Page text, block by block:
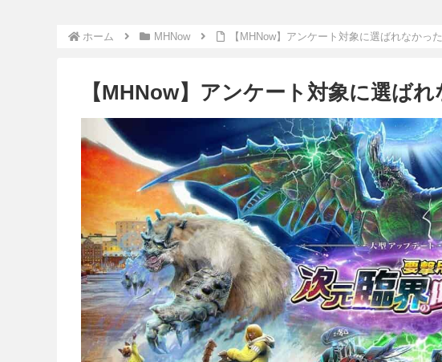
ホーム MHNow 【MHNow】アンケート対象に選ばれなかっ
【MHNow】アンケート対象に選ば